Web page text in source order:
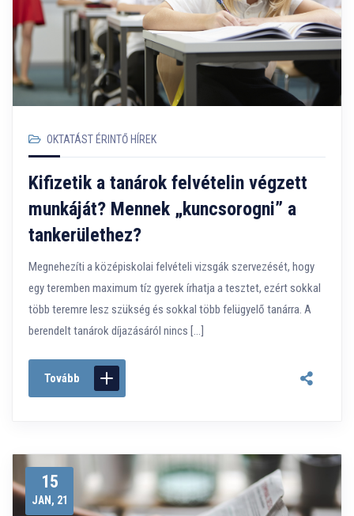
OKTATÁST ÉRINTŐ HÍREK
Kifizetik a tanárok felvételin végzett
munkáját? Mennek „kuncsorogni” a
tankerülethez?
Megnehezíti a középiskolai felvételi vizsgák szervezését, hogy
egy teremben maximum tíz gyerek írhatja a tesztet, ezért sokkal
több teremre lesz szükség és sokkal több felügyelő tanárra. A
berendelt tanárok díjazásáról nincs […]
Tovább
15
JAN, 21